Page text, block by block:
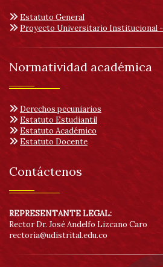
Estatuto General
Proyecto Universitario Institucional
Normatividad académica
Derechos pecuniarios
Estatuto Estudiantil
Estatuto Académico
Estatuto Docente
Contáctenos
REPRESENTANTE LEGAL:
Rector Dr. José Andelfo Lizcano Caro
rectoria@udistrital.edu.co